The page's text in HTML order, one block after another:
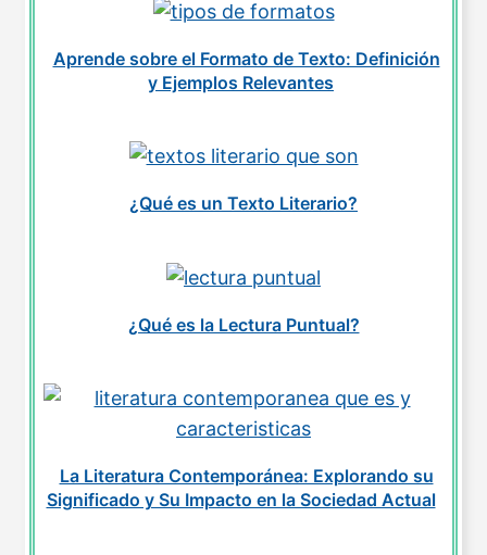
Aprende sobre el Formato de Texto: Definición
y Ejemplos Relevantes
¿Qué es un Texto Literario?
¿Qué es la Lectura Puntual?
La Literatura Contemporánea: Explorando su
Significado y Su Impacto en la Sociedad Actual